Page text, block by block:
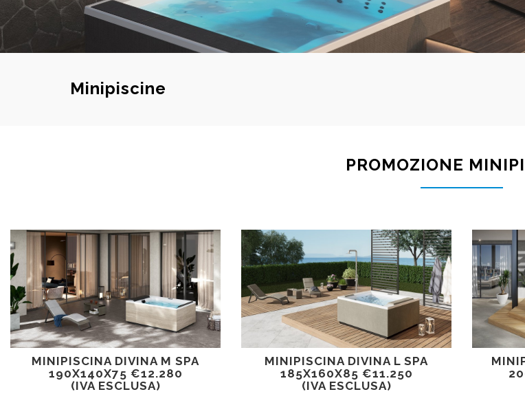
Minipiscine
PROMOZIONE
MINIPISCINA DIVINA M SPA
190X140X75 €12.280
(IVA ESCLUSA)
MINIPISCINA DIVINA L SPA
185X160X85 €11.250
(IVA ESCLUSA)